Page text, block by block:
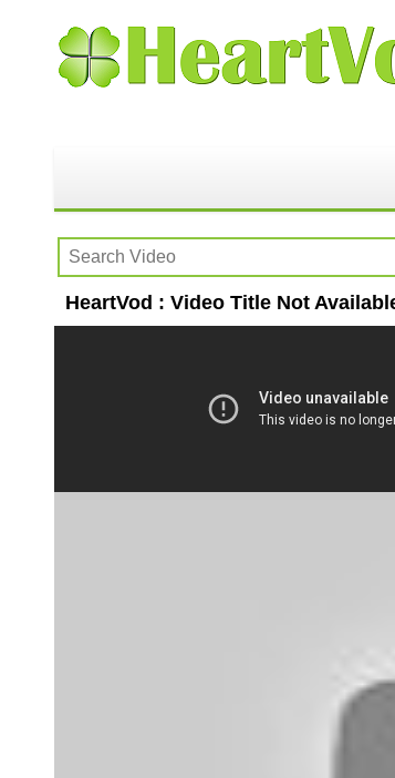
HeartVod : Video Title Not